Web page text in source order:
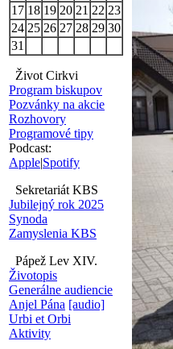
17 18 19 20 21 22 23
24 25 26 27 28 29 30
31
Život Cirkvi
Program biskupov
Pozvánky na akcie
Rozhovory
Programové tipy
Podcast:
Apple|Spotify
Sekretariát KBS
Jubilejný rok 2025
Synoda
Zamyslenia KBS
Pápež Lev XIV.
Životopis
Generálne audiencie
Anjel Pána [audio]
Urbi et Orbi
Aktivity